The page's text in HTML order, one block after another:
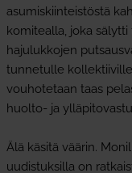
asumiskiinteistöstä
komitealla, joka
hajulukkojen
tunnetulle
vouhotetaan taas
huolto- ja
Älä käsitä väärin.
uudistuksilla on